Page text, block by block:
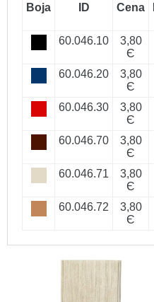
Boja ID Cena
60.046.10
3,80
Є
60.046.20
3,80
Є
60.046.30
3,80
Є
60.046.70
3,80
Є
60.046.71
3,80
Є
60.046.72
3,80
Є